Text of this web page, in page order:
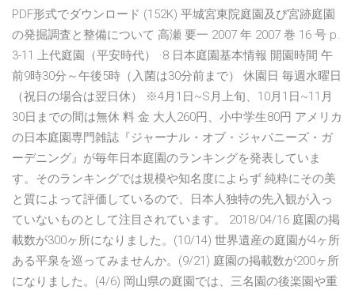
PDF形式でダウンロード (152K) 平城宮東院庭園及び宮跡庭園
の発掘調査と整備について 高瀬 要一 2007 年 2007 巻 16 号 p.
3-11 上代庭園（平安時代） ·8 日本庭園基本情報 開園時間 午
前9時30分～午後5時（入菌は30分前まで） 休園日 毎週水曜日
（祝日の場合は翌日休） ※4月1日~S月上旬、10月1日~11月
30日までの間は無休 料 金 大人260円、小中学生80円 アメリカ
の日本庭園専門雑誌『ジャーナル・オブ・ジャパニーズ・ガ
ーデニング』が毎年日本庭園のランキングを発表していま
す。そのランキングでは規模や知名度によらず 純粋にその美
と質によって評価しているので、日本人独特の先入観が入っ
ていないものとして注目されています。 2018/04/16 庭園の掲
載数が300ヶ所になりました。(10/14) 世界遺産の庭園が4ヶ所
ある平泉を巡ってみませんか。(9/21) 庭園の掲載数が200ヶ所
になりました。(4/6) 岡山県の庭園では、三名園の後楽園や重